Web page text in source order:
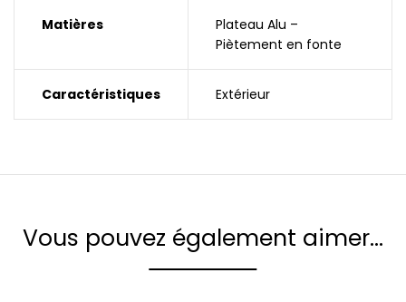
Matières
Plateau Alu –
Piètement en fonte
Caractéristiques Extérieur
Vous pouvez également aimer…